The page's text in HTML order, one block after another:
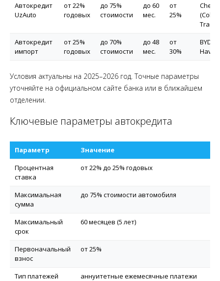
Автокредит
UzAuto
от 22%
годовых
до 75%
стоимости
до 60
мес.
от
25%
Автокредит
импорт
от 25%
годовых
до 70%
стоимости
до 48
мес.
от
30%
BYD,
Haval,
Условия актуальны на 2025–2026 год. Точные параметры
уточняйте на официальном сайте банка или в ближайшем
отделении.
Ключевые параметры автокредита
Параметр
Значение
Процентная
ставка
от 22% до 25% годовых
Максимальная
сумма
до 75% стоимости автомобиля
Максимальный
срок
60 месяцев (5 лет)
Первоначальный
взнос
от 25%
Тип платежей
аннуитетные ежемесячные платежи